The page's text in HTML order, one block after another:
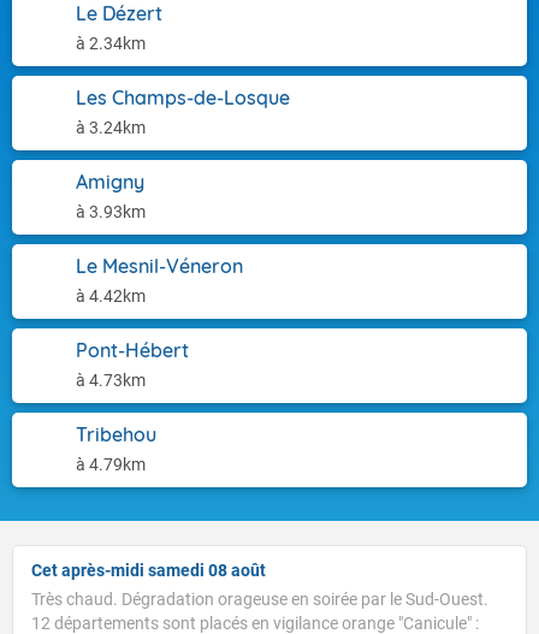
Le Dézert
à 2.34km
Les Champs-de-Losque
à 3.24km
Amigny
à 3.93km
Le Mesnil-Véneron
à 4.42km
Pont-Hébert
à 4.73km
Tribehou
à 4.79km
Cet après-midi samedi 08 août
Très chaud. Dégradation orageuse en soirée par le Sud-Ouest.
12 départements sont placés en vigilance orange "Canicule" :